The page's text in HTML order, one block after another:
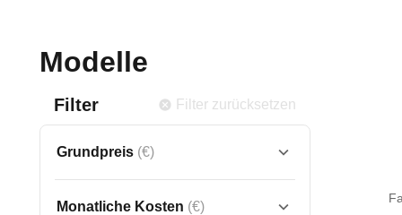
Modelle
Filter Filter zurücksetzen
Grundpreis (€)
Monatliche Kosten (€)